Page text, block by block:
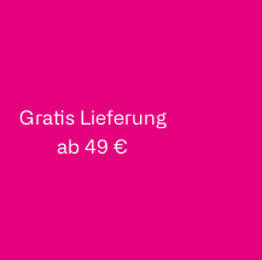
Gratis Lieferung
ab 49 €